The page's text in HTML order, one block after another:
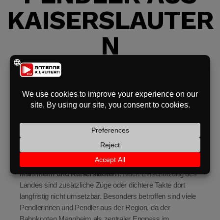
KAISERSLAUTER
N
Der geplante Ausbau des Bahnverkehrs wird auch
pfälzische MobilitätsministerinKatrin Eder
Der Bund plant, mehrere Bahnprojekte zu streichen –
darunter denBahnknoten Mannheim. Das hat direkte
S-Bahnstrecke zwischen
Mannheim und Kaiserslautern. Nach Einschätzung des
Landes sind zusätzliche Züge oder dichtere Takte dort
langfristig nicht umsetzbar. Besonders betroffen sind viele
Pendlerinnen und Pendler aus der Region, da der